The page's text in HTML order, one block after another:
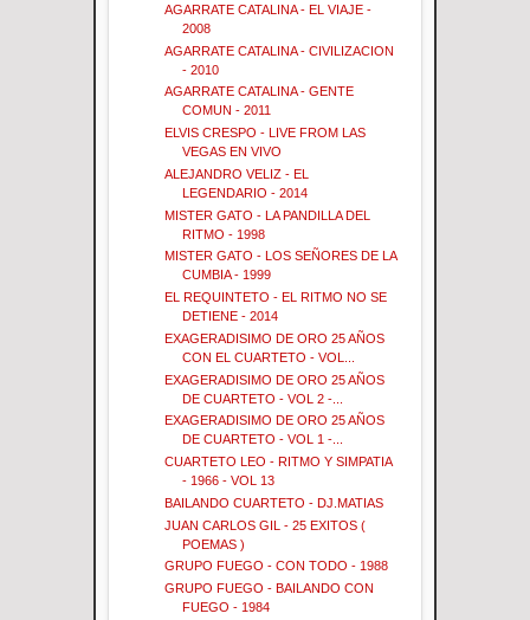
AGARRATE CATALINA - EL VIAJE -
2008
AGARRATE CATALINA - CIVILIZACION
- 2010
AGARRATE CATALINA - GENTE
COMUN - 2011
ELVIS CRESPO - LIVE FROM LAS
VEGAS EN VIVO
ALEJANDRO VELIZ - EL
LEGENDARIO - 2014
MISTER GATO - LA PANDILLA DEL
RITMO - 1998
MISTER GATO - LOS SEÑORES DE LA
CUMBIA - 1999
EL REQUINTETO - EL RITMO NO SE
DETIENE - 2014
EXAGERADISIMO DE ORO 25 AÑOS
CON EL CUARTETO - VOL...
EXAGERADISIMO DE ORO 25 AÑOS
DE CUARTETO - VOL 2 -...
EXAGERADISIMO DE ORO 25 AÑOS
DE CUARTETO - VOL 1 -...
CUARTETO LEO - RITMO Y SIMPATIA
- 1966 - VOL 13
BAILANDO CUARTETO - DJ.MATIAS
JUAN CARLOS GIL - 25 EXITOS (
POEMAS )
GRUPO FUEGO - CON TODO - 1988
GRUPO FUEGO - BAILANDO CON
FUEGO - 1984